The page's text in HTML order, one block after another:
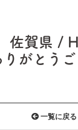
佐賀県 /
りがとうご
一覧に戻る